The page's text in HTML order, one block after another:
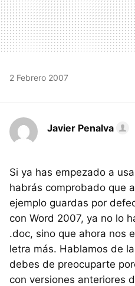
2 Febrero 2007
Javier Penalva
Si ya has empezado a
habrás comprobado que
ejemplo guardas por
con Word 2007, ya no lo
.doc, sino que ahora nos
letra más. Hablamos de
debes de preocuparte
con versiones anteriores